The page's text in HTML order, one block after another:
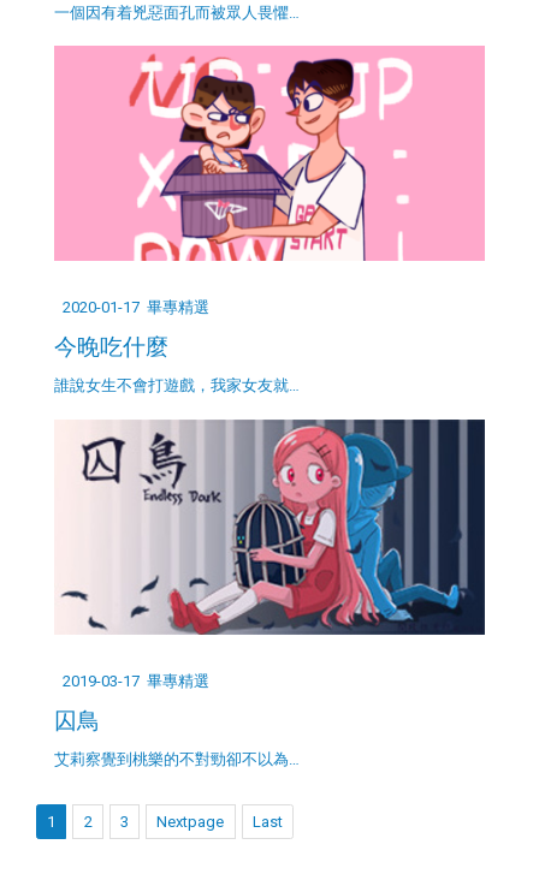
一個因有着兇惡面孔而被眾人畏懼…
2020-01-17 畢專精選
今晚吃什麼
誰說女生不會打遊戲，我家女友就…
2019-03-17 畢專精選
囚鳥
艾莉察覺到桃樂的不對勁卻不以為…
1 2 3 Nextpage Last